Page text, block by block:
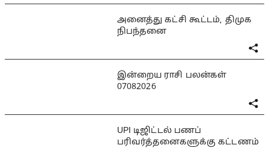
அனைத்து கட்சி கூட்டம், திமுக
நிபந்தனை
இன்றைய ராசி பலன்கள்
07082026
UPI டிஜிட்டல் பணப்
பரிவர்த்தனைகளுக்கு கட்டணம்